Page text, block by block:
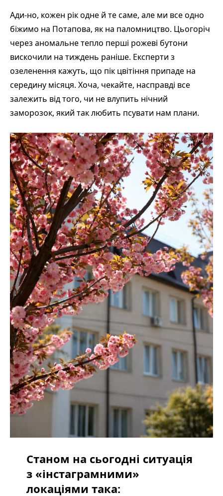
Ади-но, кожен рік одне й те саме, але ми все одно
біжимо на Потапова, як на паломництво. Цьогоріч
через аномальне тепло перші рожеві бутони
вискочили на тиждень раніше. Експерти з
озеленення кажуть, що пік цвітіння припаде на
середину місяця. Хоча, чекайте, насправді все
залежить від того, чи не влупить нічний
заморозок, який так любить псувати нам плани.
Станом на сьогодні ситуація
з «інстаграмними»
локаціями така: